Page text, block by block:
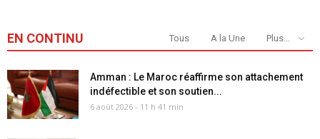
EN CONTINU Tous A la Une Plus...
Amman : Le Maroc réaffirme son attachement
indéfectible et son soutien...
6 août 2026 - 11 h 41 min